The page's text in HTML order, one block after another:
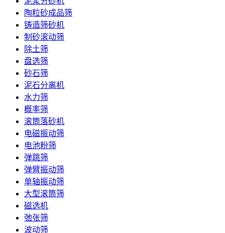
陶粒砂成品筛
铸造筛砂机
制砂滚动筛
除土筛
盘选筛
砂石筛
泥石分离机
水力筛
概率筛
滚筒落砂机
电磁振动筛
电池粉筛
弹跳筛
弹臂振动筛
单轴振动筛
大型滚筒筛
磁选机
弛张筛
波动筛